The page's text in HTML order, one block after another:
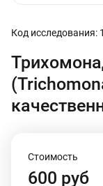
Код исследования:
Стоимость
600 руб